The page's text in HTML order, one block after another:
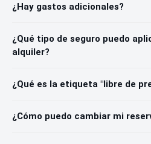
¿Hay gastos adicionales?
¿Qué tipo de seguro puedo
alquiler?
¿Qué es la etiqueta "libre de
¿Cómo puedo cambiar mi